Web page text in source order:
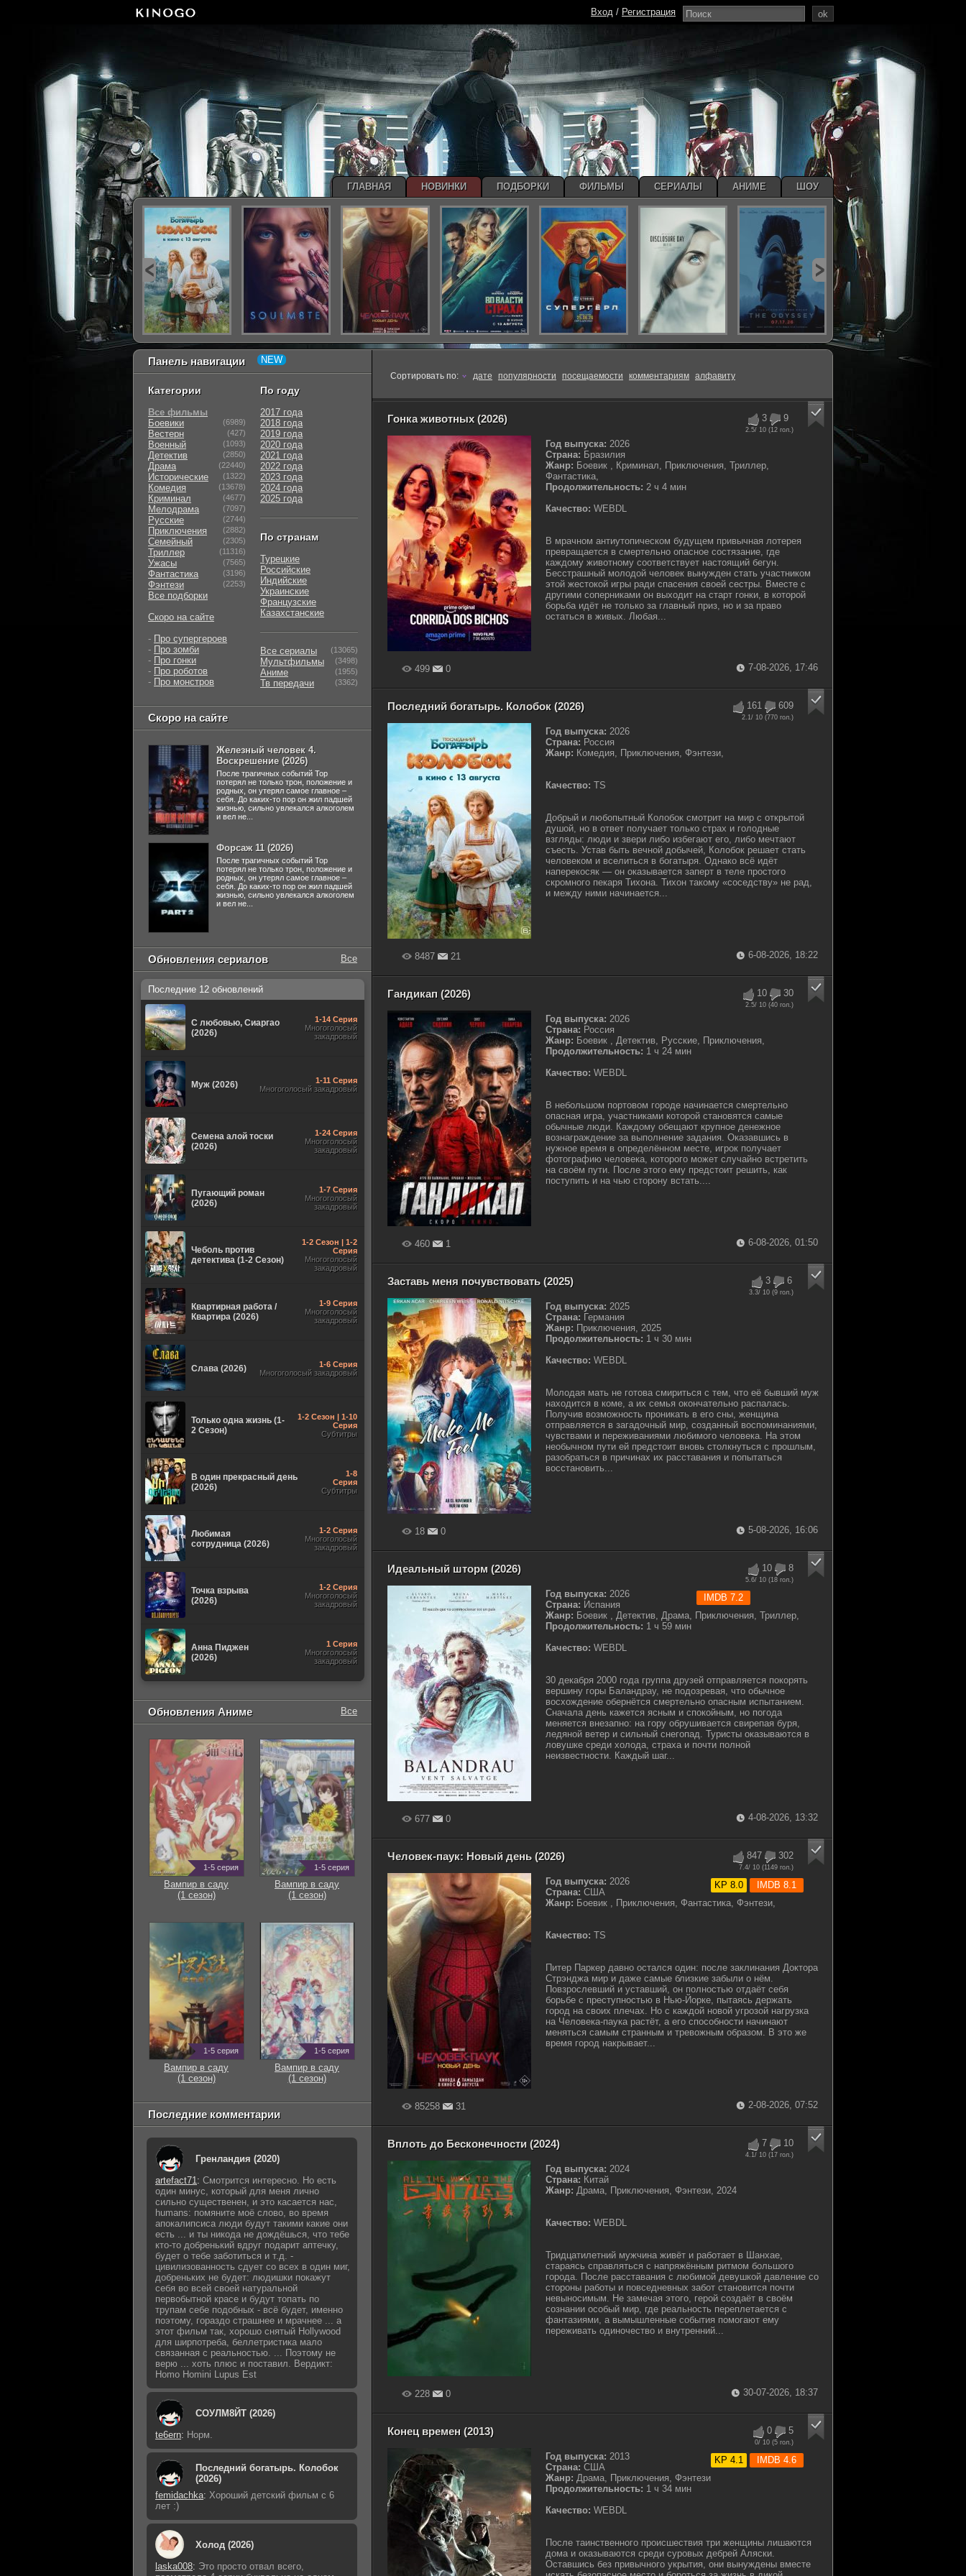
Сортировать по: дате популярности посещаемости комментариям алфавиту
3 9
2.5/ 10 (12 гол.)
Гонка животных (2026)
Год выпуска: 2026
Страна: Бразилия
Жанр: Боевик , Криминал, Приключения, Триллер,
Фантастика,
Продолжительность: 2 ч 4 мин
Качество: WEBDL
В мрачном антиутопическом будущем привычная лотерея
превращается в смертельно опасное состязание, где
каждому животному соответствует настоящий бегун.
Бесстрашный молодой человек вынужден стать участником
этой жестокой игры ради спасения своей сестры. Вместе с
другими соперниками он выходит на старт гонки, в которой
борьба идёт не только за главный приз, но и за право
остаться в живых. Любая...
499 0 7-08-2026, 17:46
161 609
2.1/ 10 (770 гол.)
Последний богатырь. Колобок (2026)
Год выпуска: 2026
Страна: Россия
Жанр: Комедия, Приключения, Фэнтези,
Качество: TS
Добрый и любопытный Колобок смотрит на мир с открытой
душой, но в ответ получает только страх и голодные
взгляды: люди и звери либо избегают его, либо мечтают
съесть. Устав быть вечной добычей, Колобок решает стать
человеком и вселиться в богатыря. Однако всё идёт
наперекосяк — он оказывается заперт в теле простого
скромного пекаря Тихона. Тихон такому «соседству» не рад,
и между ними начинается...
8487 21 6-08-2026, 18:22
10 30
2.5/ 10 (40 гол.)
Гандикап (2026)
Год выпуска: 2026
Страна: Россия
Жанр: Боевик , Детектив, Русские, Приключения,
Продолжительность: 1 ч 24 мин
Качество: WEBDL
В небольшом портовом городе начинается смертельно
опасная игра, участниками которой становятся самые
обычные люди. Каждому обещают крупное денежное
вознаграждение за выполнение задания. Оказавшись в
нужное время в определённом месте, игрок получает
фотографию человека, которого может случайно встретить
на своём пути. После этого ему предстоит решить, как
поступить и на чью сторону встать....
460 1 6-08-2026, 01:50
3 6
3.3/ 10 (9 гол.)
Заставь меня почувствовать (2025)
Год выпуска: 2025
Страна: Германия
Жанр: Приключения, 2025
Продолжительность: 1 ч 30 мин
Качество: WEBDL
Молодая мать не готова смириться с тем, что её бывший муж
находится в коме, а их семья окончательно распалась.
Получив возможность проникать в его сны, женщина
отправляется в загадочный мир, созданный воспоминаниями,
чувствами и переживаниями любимого человека. На этом
необычном пути ей предстоит вновь столкнуться с прошлым,
разобраться в причинах их расставания и попытаться
восстановить...
18 0 5-08-2026, 16:06
10 8
5.6/ 10 (18 гол.)
IMDB 7.2
Идеальный шторм (2026)
Год выпуска: 2026
Страна: Испания
Жанр: Боевик , Детектив, Драма, Приключения, Триллер,
Продолжительность: 1 ч 59 мин
Качество: WEBDL
30 декабря 2000 года группа друзей отправляется покорять
вершину горы Баландрау, не подозревая, что обычное
восхождение обернётся смертельно опасным испытанием.
Сначала день кажется ясным и спокойным, но погода
меняется внезапно: на гору обрушивается свирепая буря,
ледяной ветер и сильный снегопад. Туристы оказываются в
ловушке среди холода, страха и почти полной
неизвестности. Каждый шаг...
677 0 4-08-2026, 13:32
847 302
7.4/ 10 (1149 гол.)
KP 8.0 IMDB 8.1
Человек-паук: Новый день (2026)
Год выпуска: 2026
Страна: США
Жанр: Боевик , Приключения, Фантастика, Фэнтези,
Качество: TS
Питер Паркер давно остался один: после заклинания Доктора
Стрэнджа мир и даже самые близкие забыли о нём.
Повзрослевший и уставший, он полностью отдаёт себя
борьбе с преступностью в Нью-Йорке, пытаясь держать
город на своих плечах. Но с каждой новой угрозой нагрузка
на Человека-паука растёт, а его способности начинают
меняться самым странным и тревожным образом. В это же
время город накрывает...
85258 31 2-08-2026, 07:52
7 10
4.1/ 10 (17 гол.)
Вплоть до Бесконечности (2024)
Год выпуска: 2024
Страна: Китай
Жанр: Драма, Приключения, Фэнтези, 2024
Качество: WEBDL
Тридцатилетний мужчина живёт и работает в Шанхае,
стараясь справляться с напряжённым ритмом большого
города. После расставания с любимой девушкой давление со
стороны работы и повседневных забот становится почти
невыносимым. Не замечая этого, герой создаёт в своём
сознании особый мир, где реальность переплетается с
фантазиями, а вымышленные события помогают ему
переживать одиночество и внутренний...
228 0 30-07-2026, 18:37
0 5
0/ 10 (5 гол.)
KP 4.1 IMDB 4.6
Конец времен (2013)
Год выпуска: 2013
Страна: США
Жанр: Драма, Приключения, Фэнтези
Продолжительность: 1 ч 34 мин
Качество: WEBDL
После таинственного происшествия три женщины лишаются
дома и оказываются среди суровых дебрей Аляски.
Оставшись без привычного укрытия, они вынуждены вместе
Панель навигации
Категории
Все фильмы
Боевики
(6989)
Вестерн (427)
Военный (1093)
Детектив (2850)
Драма (22440)
Исторические (1322)
Комедия (13678)
Криминал (4677)
Мелодрама (7097)
Русские (2744)
Приключения (2882)
Семейный (2305)
Триллер (11316)
Ужасы (7565)
Фантастика (3196)
Фэнтези (2253)
Все подборки
Скоро на сайте
- Про супергероев
- Про зомби
- Про гонки
- Про роботов
- Про монстров
По году
2017 года
2018 года
2019 года
2020 года
2021 года
2022 года
2023 года
2024 года
2025 года
По странам
Турецкие
Российские
Индийские
Украинские
Французские
Казахстанские
Все сериалы (13065)
Мультфильмы (3498)
Аниме (1955)
Тв передачи (3362)
Скоро на сайте
Железный человек 4.
Воскрешение (2026)
После трагичных событий Тор
потерял не только трон, положение и
родных, он утерял самое главное –
себя. До каких-то пор он жил падшей
жизнью, сильно увлекался алкоголем
и вел не...
Форсаж 11 (2026)
После трагичных событий Тор
потерял не только трон, положение и
родных, он утерял самое главное –
себя. До каких-то пор он жил падшей
жизнью, сильно увлекался алкоголем
и вел не...
Обновления сериалов Все
Последние 12 обновлений
С любовью, Сиаргао
(2026)
1-14 Серия
Многоголосый
закадровый
Муж (2026)
1-11 Серия
Многоголосый закадровый
Семена алой тоски
(2026)
1-24 Серия
Многоголосый
закадровый
Пугающий роман
(2026)
1-7 Серия
Многоголосый
закадровый
Чеболь против
детектива (1-2 Сезон)
1-2 Сезон | 1-2
Серия
Многоголосый
закадровый
Квартирная работа /
Квартира (2026)
1-9 Серия
Многоголосый
закадровый
Слава (2026)
1-6 Серия
Многоголосый закадровый
Только одна жизнь (1-
2 Сезон)
1-2 Сезон | 1-10
Серия
Субтитры
В один прекрасный день
(2026)
1-8
Серия
Субтитры
Любимая
сотрудница (2026)
1-2 Серия
Многоголосый
закадровый
Точка взрыва
(2026)
1-2 Серия
Многоголосый
закадровый
Анна Пиджен
(2026)
1 Серия
Многоголосый
закадровый
Обновления Аниме Все
1-5 серия
Вампир в саду
(1 сезон)
1-5 серия
Вампир в саду
(1 сезон)
1-5 серия
Вампир в саду
(1 сезон)
1-5 серия
Вампир в саду
(1 сезон)
Последние комментарии
Гренландия (2020)
artefact71: Смотрится интересно. Но есть
один минус, который для меня лично
сильно существенен, и это касается нас,
humans: помяните моё слово, во время
апокалипсиса люди будут такими какие они
есть ... и ты никода не дождёшься, что тебе
кто-то добренький вдруг подарит аптечку,
будет о тебе заботиться и т.д. -
цивилизованность сдует со всех в один миг,
добреньких не будет: людишки покажут
себя во всей своей натуральной
первобытной красе и будут топать по
трупам себе подобных - всё будет, именно
поэтому, гораздо страшнее и мрачнее ... а
этот фильм так, хорошо снятый Hollywood
для ширпотреба, беллетристика мало
связанная с реальностью. ... Поэтому не
верю ... хоть плюс и поставил. Вердикт:
Homo Homini Lupus Est
СОУЛМ8ЙТ (2026)
te6ern: Норм.
Последний богатырь. Колобок
(2026)
femidachka: Хороший детский фильм с 6
лет :)
Холод (2026)
laska008: Это просто отвал всего,
ok
Вход / Регистрация
ГЛАВНАЯ НОВИНКИ ПОДБОРКИ ФИЛЬМЫ СЕРИАЛЫ АНИМЕ ШОУ